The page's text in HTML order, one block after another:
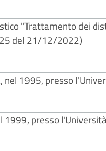
"Trattamento dei
del 21/12/2022)
nel 1995, presso
1999, presso